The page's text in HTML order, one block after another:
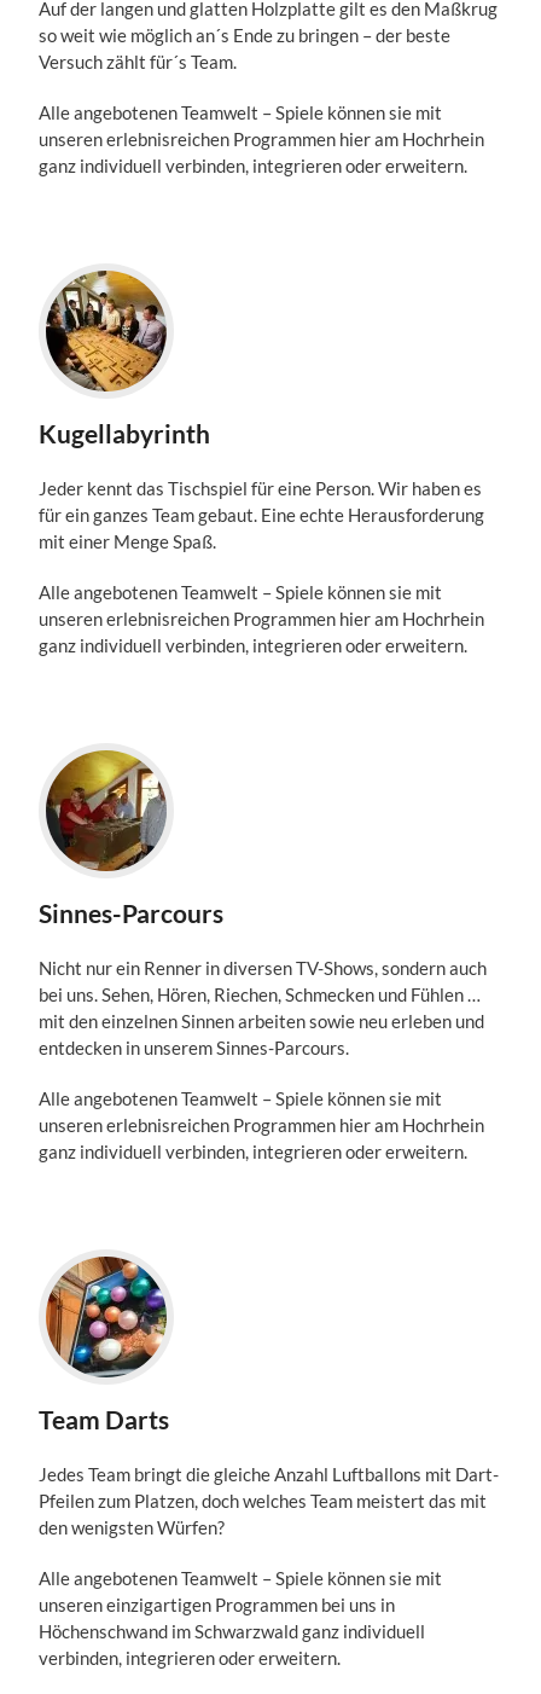
Auf der langen und glatten Holzplatte gilt es den Maßkrug
so weit wie möglich an´s Ende zu bringen – der beste
Versuch zählt für´s Team.
Alle angebotenen Teamwelt – Spiele können sie mit
unseren erlebnisreichen Programmen hier am Hochrhein
ganz individuell verbinden, integrieren oder erweitern.
Kugellabyrinth
Jeder kennt das Tischspiel für eine Person. Wir haben es
für ein ganzes Team gebaut. Eine echte Herausforderung
mit einer Menge Spaß.
Alle angebotenen Teamwelt – Spiele können sie mit
unserenerlebnisreichen Programmen hier am Hochrhein
ganz individuell verbinden, integrieren oder erweitern.
Sinnes-Parcours
Nicht nur ein Renner in diversen TV-Shows, sondern auch
bei uns. Sehen, Hören, Riechen, Schmecken und Fühlen …
mit den einzelnen Sinnen arbeiten sowie neu erleben und
entdecken in unserem Sinnes-Parcours.
Alle angebotenen Teamwelt – Spiele können sie mit
unserenerlebnisreichen Programmen hier am Hochrhein
ganz individuell verbinden, integrieren oder erweitern.
Team Darts
Jedes Team bringt die gleiche Anzahl Luftballons mit Dart-
Pfeilen zum Platzen, doch welches Team meistert das mit
den wenigsten Würfen?
Alle angebotenen Teamwelt – Spiele können sie mit
unseren einzigartigen Programmen bei uns in
Höchenschwand im Schwarzwald ganz individuell
verbinden, integrieren oder erweitern.